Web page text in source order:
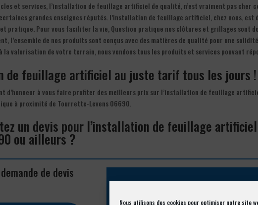
Nous utilisons des cookies pour optimiser notre site
et services, l’installation de feuillage artificiel de qualité, n’est vraiment pas cher
grandes enseignes réputés. l’installation de feuillage artificiel, chez nous, est
pratique. Pour vous faciliter la vie, Question pratique nos clôtures et grillages sont
l’ensemble de nos produits sont conçus avec des matières de qualité pour une
la valorisation de votre terrain, nous vendons tous les produits et services pouvant
de feuillage artificiel au juste tarif tous les jours !
d’honneur à vous faire profiter des meilleurs prix sur l’installation de feuillage
à proximité de Tourrette-Levens 06690.
un devis pour l’installation de feuillage
ou ailleurs ?
de devis